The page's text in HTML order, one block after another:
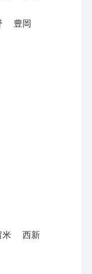
豊岡
米 西新